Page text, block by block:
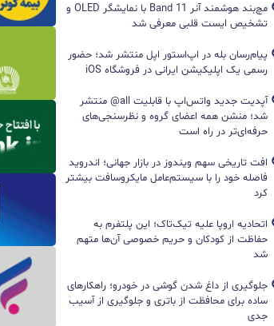
مچ‌بند هوشمند آنر Band 11 با نمایشگر OLED و
تشخیص ایست قلبی معرفی شد
پیام‌رسان بله در اپ‌استور اپل منتشر شد؛ حضور
رسمی یک اپلیکیشن ایرانی در فروشگاه iOS
آپدیت جدید واتس‌اپ با قابلیت all@ منتشر
شد؛ منشن همه اعضای گروه و نظرسنجی‌های
حرفه‌ای‌تر در راه است
افت تاریخی سهم ویندوز در بازار جهانی؛ اندروید
فاصله خود را با سیستم‌عامل مایکروسافت بیشتر
کرد
اتحادیه اروپا علیه تیک‌تاک؛ این پلتفرم به
حفاظت از کودکان و حریم خصوصی آن‌ها متهم
شد
جلوگیری از داغ شدن گوشی در خودرو؛ راهکارهای
ساده برای محافظت از باتری و جلوگیری از آسیب
جدی